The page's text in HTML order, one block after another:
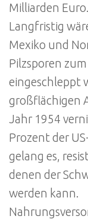
Milliarden Euro.
Langfristig
Mexiko und
Pilzsporen
eingeschleppt
großflächigen
Jahr 1954
Prozent der
gelang es,
denen der
werden kann.